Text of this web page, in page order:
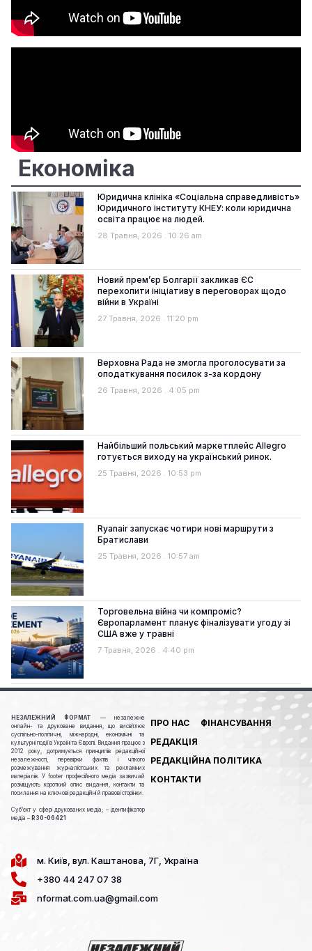
Економіка
Юридична клініка «Соціальна справедливість»
Юридичного інституту КНЕУ: коли юридична
освіта працює на людей.
28 Травня, 2026 10:26 am
Новий прем’єр Болгарії закликав ЄС
перехопити ініціативу в переговорах щодо
війни в Україні
27 Травня, 2026 11:20 pm
Верховна Рада не змогла проголосувати за
оподаткування посилок з-за кордону
26 Травня, 2026 4:05 pm
Найбільший польський маркетплейс Allegro
готується виходу на український ринок.
25 Травня, 2026 10:53 pm
Ryanair запускає чотири нові маршрути з
Братислави
25 Травня, 2026 10:57 am
Торговельна війна чи компроміс?
Європарламент планує фіналізувати угоду зі
США вже у травні
7 Травня, 2026 4:40 pm
НЕЗАЛЕЖНИЙ ФОРМАТ
— незалежне
онлайн- та друковане видання, що висвітлює
суспільно-політичні, міжнародні, економічні та
культурні події в Україні та Європі. Видання працює з
2012 року, дотримується принципів редакційної
незалежності, перевірки фактів і чіткого
розмежування журналістських та рекламних
матеріалів. У footer професійного медіа зазвичай
розміщують короткий опис видання, контакти та
посилання на ключові редакційні й правові сторінки.
Cуб’єкт у сфері друкованих медіа; – ідентифікатор
медіа – R30-06421
ПРО НАС
ФІНАНСУВАННЯ
РЕДАКЦІЯ
РЕДАКЦІЙНА ПОЛІТИКА
КОНТАКТИ
м. Київ, вул. Каштанова, 7Г, Україна
+380 44 247 07 38
nformat.com.ua@gmail.com